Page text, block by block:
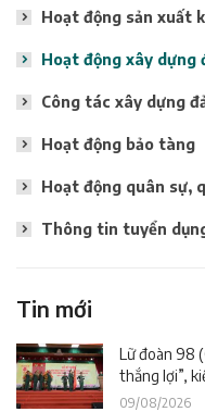
Hoạt động sản xuất
Hoạt động xây dựng
Công tác xây dựng
Hoạt động bảo tàng
Hoạt động quân sự,
Thông tin tuyển
Tin mới
Lữ đoàn 98
thắng lợi”,
09/08/2026